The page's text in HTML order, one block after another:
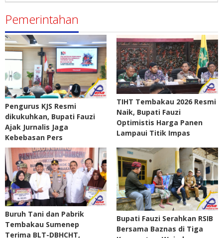
Madura
Pemerintahan
Pengurus KJS Resmi
dikukuhkan, Bupati Fauzi
Ajak Jurnalis Jaga
Kebebasan Pers
TIHT Tembakau 2026 Resmi
Naik, Bupati Fauzi
Optimistis Harga Panen
Lampaui Titik Impas
Buruh Tani dan Pabrik
Tembakau Sumenep
Terima BLT-DBHCHT,
Bupati Fauzi Serahkan RSIB
Bersama Baznas di Tiga